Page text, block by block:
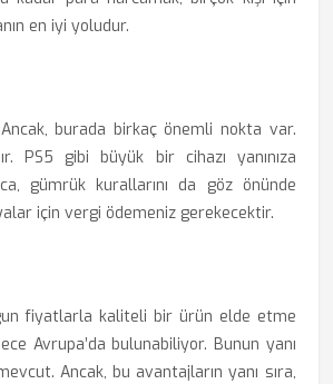
en iyi yoludur.
burada birkaç önemli nokta var.
PS5 gibi büyük bir cihazı yanınıza
gümrük kurallarını da göz önünde
için vergi ödemeniz gerekecektir.
fiyatlarla kaliteli bir ürün elde etme
Avrupa’da bulunabiliyor. Bunun yanı
Ancak, bu avantajların yanı sıra,